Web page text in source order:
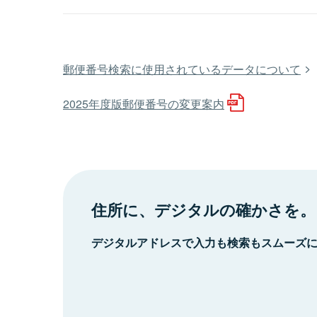
郵便番号検索に使用されているデータについて
2025年度版郵便番号の変更案内
住所に、デジタルの確かさを。
デジタルアドレスで入力も検索もスムーズ